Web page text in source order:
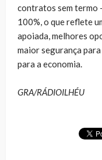
contratos sem termo
100%, o que reflete
apoiada, melhores
maior segurança
para a economia.
GRA/RÁDIOILHÉU